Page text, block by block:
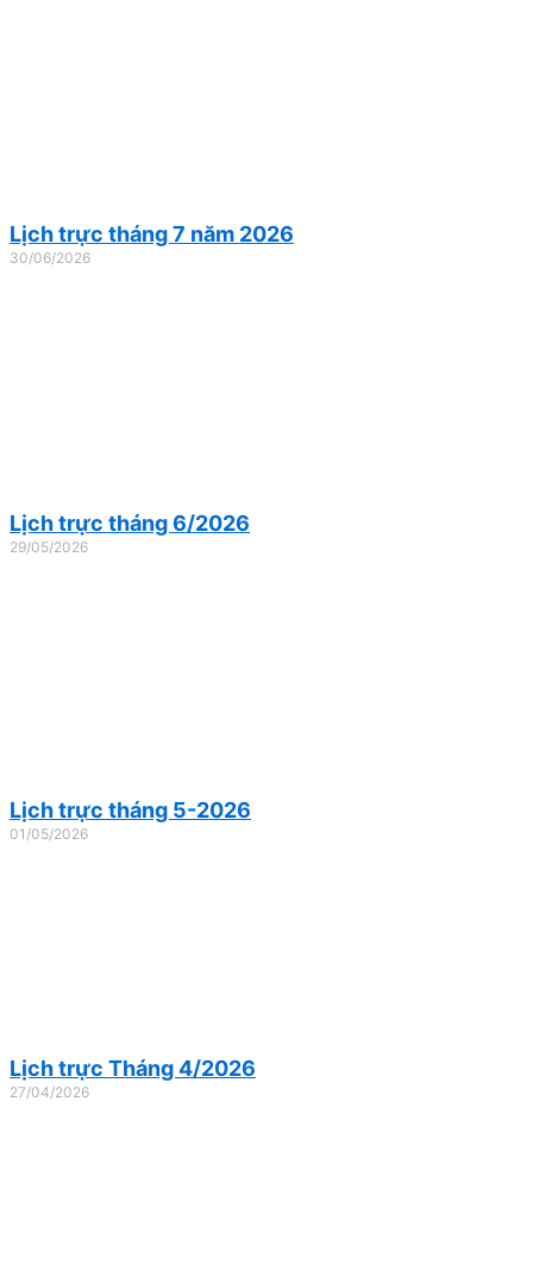
Lịch trực tháng 7 năm 2026
30/06/2026
Lịch trực tháng 6/2026
29/05/2026
Lịch trực tháng 5-2026
01/05/2026
Lịch trực Tháng 4/2026
27/04/2026